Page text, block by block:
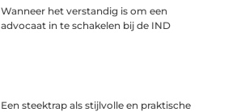
Wanneer het verstandig is om een
advocaat in te schakelen bij de IND
Een steektrap als stijlvolle en praktische